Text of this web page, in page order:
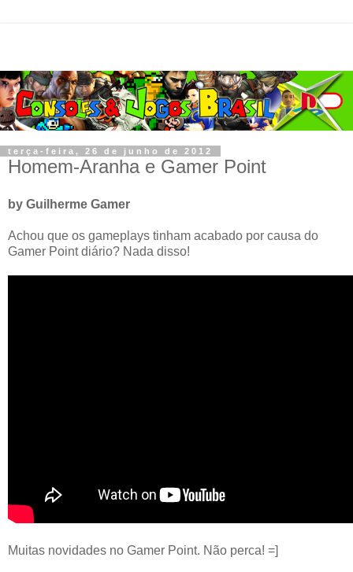
terça-feira, 26 de junho de 2012
Homem-Aranha e Gamer Point
by Guilherme Gamer
Achou que os gameplays tinham acabado por causa do
Gamer Point diário? Nada disso!
Muitas novidades no Gamer Point. Não perca! =]